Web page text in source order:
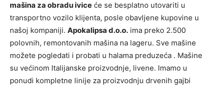
mašina za obradu ivice će se besplatno utovariti u
transportno vozilo klijenta, posle obavljene kupovine u
našoj kompaniji. Apokalipsa d.o.o. ima preko 2.500
polovnih, remontovanih mašina na lageru. Sve mašine
možete pogledati i probati u halama preduzeća . Mašine
su većinom Italijanske proizvodnje, livene. Imamo u
ponudi kompletne linije za proizvodnju drvenih gajbi